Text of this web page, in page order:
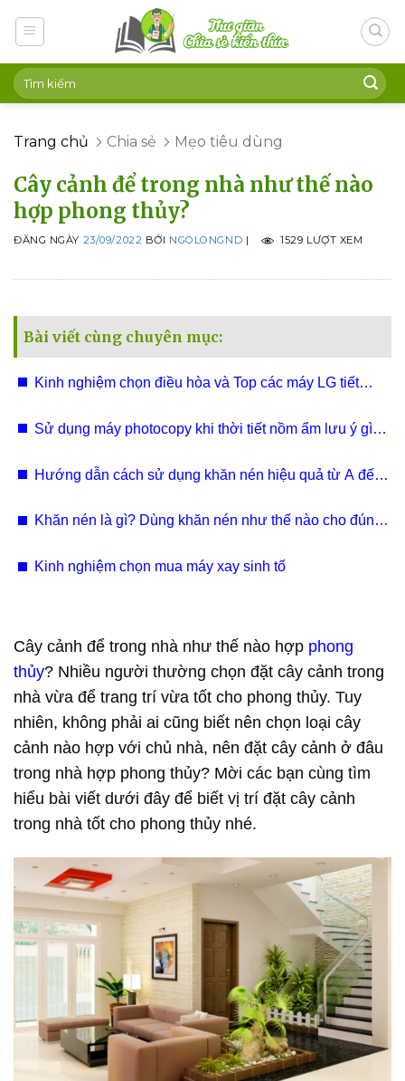
Trang chủ Chia sẻ Mẹo tiêu dùng
Cây cảnh để trong nhà như thế nào
hợp phong thủy?
ĐĂNG NGÀY 23/09/2022 BỞI NGOLONGND | 1529 LƯỢT XEM
Bài viết cùng chuyên mục:
Kinh nghiệm chọn điều hòa và Top các máy LG tiết
Sử dụng máy photocopy khi thời tiết nồm ẩm lưu ý gì? |
Hướng dẫn cách sử dụng khăn nén hiệu quả từ A đến
Khăn nén là gì? Dùng khăn nén như thế nào cho đúng
Kinh nghiệm chọn mua máy xay sinh tố
Cây cảnh để trong nhà như thế nào hợp phong
thủy? Nhiều người thường chọn đặt cây cảnh trong
nhà vừa để trang trí vừa tốt cho phong thủy. Tuy
nhiên, không phải ai cũng biết nên chọn loại cây
cảnh nào hợp với chủ nhà, nên đặt cây cảnh ở đâu
trong nhà hợp phong thủy? Mời các bạn cùng tìm
hiểu bài viết dưới đây để biết vị trí đặt cây cảnh
trong nhà tốt cho phong thủy nhé.